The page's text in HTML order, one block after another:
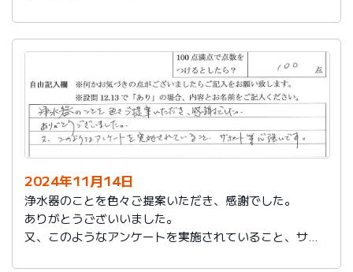
2024年11月14日
浄水器のことを色々ご提案いただき、感謝でした。
ありがとうございいました。
又、このようなアンケートを実施されていること、サポ